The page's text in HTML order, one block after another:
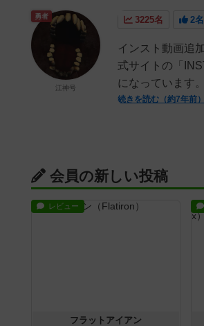
3225名 2名
インスト動画追
式サイトの「
になっています
続きを読む（約7年前）
勇者
江神号
会員の新しい投稿
レビュー
フラットアイアン